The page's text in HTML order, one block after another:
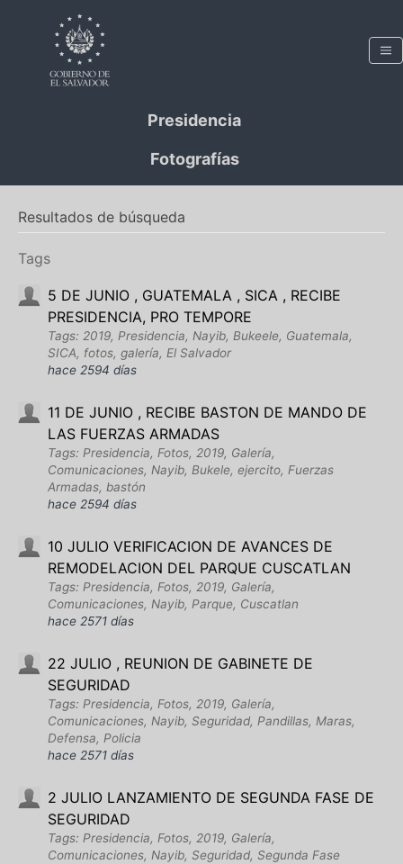
Presidencia
Fotografías
Resultados de búsqueda
Tags
5 DE JUNIO , GUATEMALA , SICA , RECIBE
PRESIDENCIA, PRO TEMPORE
Tags: 2019, Presidencia, Nayib, Bukeele, Guatemala,
SICA, fotos, galería, El Salvador
hace 2594 días
11 DE JUNIO , RECIBE BASTON DE MANDO DE
LAS FUERZAS ARMADAS
Tags: Presidencia, Fotos, 2019, Galería,
Comunicaciones, Nayib, Bukele, ejercito, Fuerzas
Armadas, bastón
hace 2594 días
10 JULIO VERIFICACION DE AVANCES DE
REMODELACION DEL PARQUE CUSCATLAN
Tags: Presidencia, Fotos, 2019, Galería,
Comunicaciones, Nayib, Parque, Cuscatlan
hace 2571 días
22 JULIO , REUNION DE GABINETE DE
SEGURIDAD
Tags: Presidencia, Fotos, 2019, Galería,
Comunicaciones, Nayib, Seguridad, Pandillas, Maras,
Defensa, Policia
hace 2571 días
2 JULIO LANZAMIENTO DE SEGUNDA FASE DE
SEGURIDAD
Tags: Presidencia, Fotos, 2019, Galería,
Comunicaciones, Nayib, Seguridad, Segunda Fase